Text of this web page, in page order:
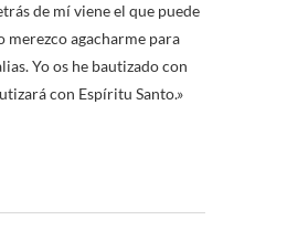
de mí viene el que puede
merezco agacharme para
Yo os he bautizado con
con Espíritu Santo.»